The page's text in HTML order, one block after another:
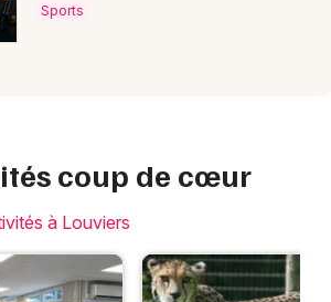
Sports
coup de cœur
à Louviers